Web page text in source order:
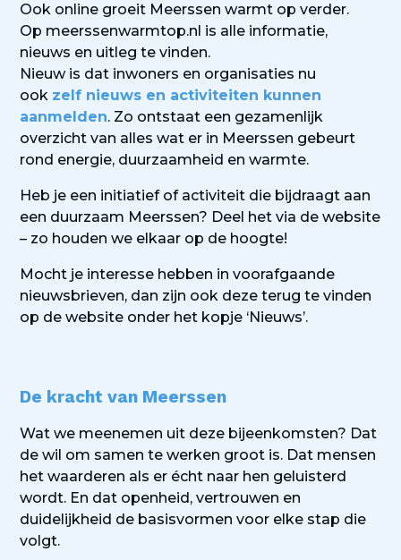
Ook online groeit Meerssen warmt op verder.
Op meerssenwarmtop.nl is alle informatie,
nieuws en uitleg te vinden.
Nieuw is dat inwoners en organisaties nu
ook zelf nieuws en activiteiten kunnen
aanmelden. Zo ontstaat een gezamenlijk
overzicht van alles wat er in Meerssen gebeurt
rond energie, duurzaamheid en warmte.
Heb je een initiatief of activiteit die bijdraagt aan
een duurzaam Meerssen? Deel het via de website
– zo houden we elkaar op de hoogte!
Mocht je interesse hebben in voorafgaande
nieuwsbrieven, dan zijn ook deze terug te vinden
op de website onder het kopje ‘Nieuws’.
De kracht van Meerssen
Wat we meenemen uit deze bijeenkomsten? Dat
de wil om samen te werken groot is. Dat mensen
het waarderen als er écht naar hen geluisterd
wordt. En dat openheid, vertrouwen en
duidelijkheid de basisvormen voor elke stap die
volgt.